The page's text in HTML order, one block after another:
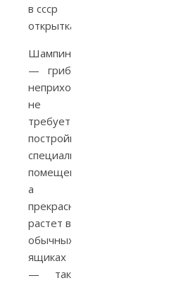
Шампиньон
— гриб
неприхотливый,
не
требует
постройки
специальных
помещений,
а
прекрасно
растет в
обычных
ящиках
— так